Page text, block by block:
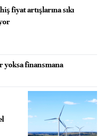
fiyat artışlarına sıkı
yoksa finansmana